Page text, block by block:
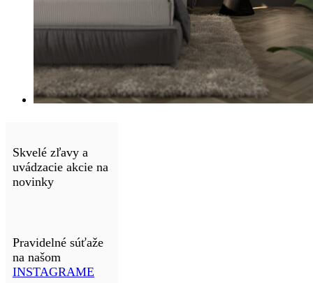
Skvelé zľavy a
uvádzacie akcie na
novinky
Pravidelné súťaže
na našom
INSTAGRAME